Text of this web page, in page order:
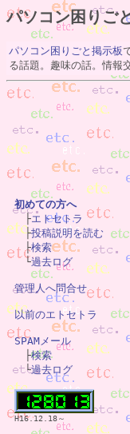
パソコン困りご
パソコン困りごと掲示板
る話題。趣味の話。情報
初めての方へ
├エトセトラ
├投稿説明を読む
├検索
└過去ログ
管理人へ問合せ
以前のエトセトラ
SPAMメール
├検索
└過去ログ
H16.12.18～